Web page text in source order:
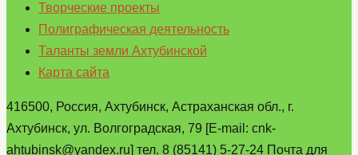
Творческие проекты
Полиграфическая деятельность
Таланты земли Ахтубинской
Карта сайта
416500, Россия, Ахтубинск, Астраханская обл., г.
Ахтубинск, ул. Волгоградская, 79 [E-mail: cnk-
ahtubinsk@yandex.ru] тел. 8 (85141) 5-27-24 Почта для